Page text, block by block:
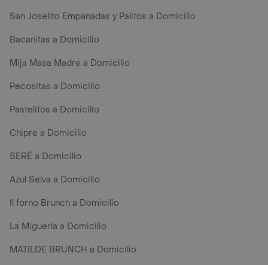
San Joselito Empanadas y Palitos a Domicilio
Bacanitas a Domicilio
Mija Masa Madre a Domicilio
Pecositas a Domicilio
Pastelitos a Domicilio
Chipre a Domicilio
SERÉ a Domicilio
Azul Selva a Domicilio
Il forno Brunch a Domicilio
La Miguería a Domicilio
MATILDE BRUNCH a Domicilio